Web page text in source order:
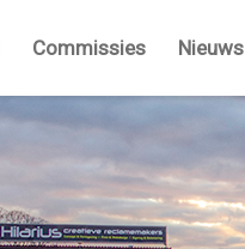
Commissies Nieuws